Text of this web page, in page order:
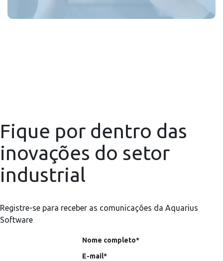
Fique por dentro das
inovações do setor
industrial
Registre-se para receber as comunicações da Aquarius
Software
Nome completo*
E-mail*